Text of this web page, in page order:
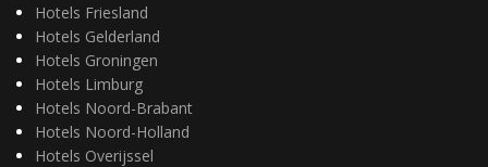
Hotels Friesland
Hotels Gelderland
Hotels Groningen
Hotels Limburg
Hotels Noord-Brabant
Hotels Noord-Holland
Hotels Overijssel